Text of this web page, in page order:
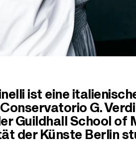
ist eine
G.
Guildhall School of
der Künste Berlin